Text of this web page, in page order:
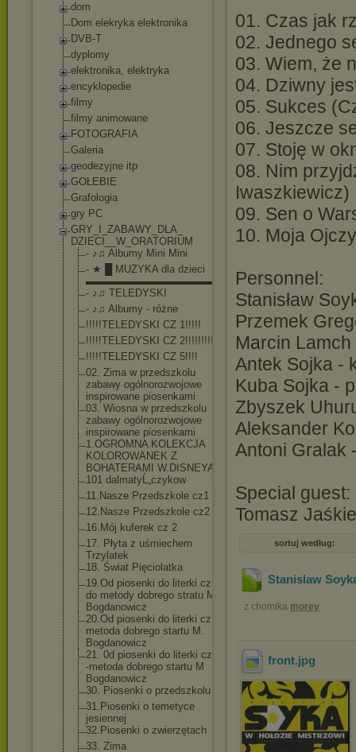
dom
Dom elekryka elektronika
DVB-T
dyplomy
elektronika, elektryka
encyklopedie
filmy
filmy animowane
FOTOGRAFIA
Galeria
geodezyjne itp
GOŁEBIE
Grafologia
gry PC
GRY_I_ZABAWY_DLA_
DZIECI__W_ORATORI UM
- ♪♫ Albumy Mini Mini
- ★ █ MUZYKA dla dzieci
▬▬▬▬▬▬▬▬▬▬▬▬▬▬
- ♪♫ TELEDYSKI
- ♪♫ Albumy - różne
!!!!!TELEDYSKI CZ 1!!!!!
!!!!!TELEDYSKI CZ 2!!!!!!!!!!
!!!!!TELEDYSKI CZ 5!!!!
02. Zima w przedszkolu
zabawy ogólnorozwojowe
inspirowane piosenkami
03. Wiosna w przedszkolu
zabawy ogólnorozwojowe
inspirowane piosenkami
1.OGROMNA KOLEKCJA
KOLOROWANEK Z
BOHATERAMI W.DISNEYA!!!
101 dalmatyĹ„czykow
11.Nasze Przedszkole cz1
12.Nasze Przedszkole cz2
16.Mój kuferek cz 2
17. Płyta z uśmiechem
Trzylatek
18. Świat Pięciolatka
19.Od piosenki do literki cz A -
do metody dobrego stratu M.
Bogdanowicz
20.Od piosenki do literki cz B -
metoda dobrego startu M.
Bogdanowicz
21. 0d piosenki do literki cz. C
-metoda dobrego startu M
Bogdanowicz
30. Piosenki o przedszkolu
31.Piosenki o temetyce
jesiennej
32.Piosenki o zwierzętach
33. Zima
01. Czas jak
02. Jednego
03. Wiem, że
04. Dziwny
05. Sukces
06. Jeszcze
07. Stoję w
08. Nim
Iwaszkiewicz)
09. Sen o
10. Moja
Personnel:
Stanisław
Przemek
Marcin
Antek Sojka -
Kuba Sojka -
Zbyszek
Aleksander
Antoni Gralak
Special guest:
Tomasz
sortuj według:
Stanislaw
z chomika morey
front.jpg